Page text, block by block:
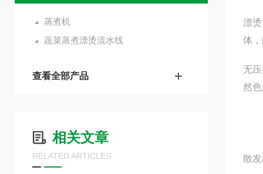
蒸煮机
蔬菜蒸煮漂烫流水线
查看全部产品
相关文章
RELATED ARTICLES
漂
体
无
然
散